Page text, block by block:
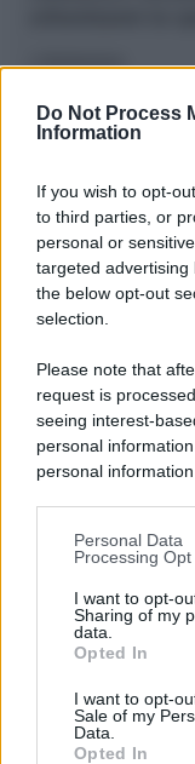
Do Not Process
Information
If you wish to opt-
to third parties, or
personal or
targeted advertising
the below opt-out
selection.
Please note that
request is
seeing interest-
personal
personal
You may
disclosure of your
by third parties on
downstream
by us to third parties
Downstream
further disclose it
Personal Data
Processing
I want to opt-
Sharing of my
data.
Opted In
I want to opt-
Sale of my
Data.
Opted In
diRedazione
Chiusura Red
locale: faro di
da "Suburra"
diRedazione
ECAD, IL 23 OTTOBRE